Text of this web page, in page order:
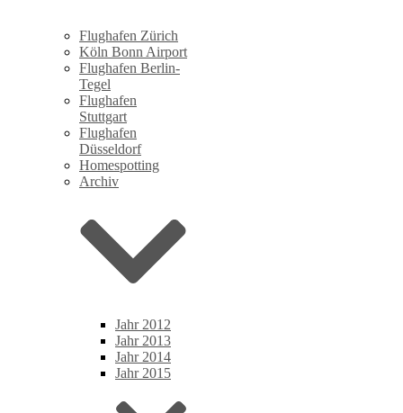
Flughafen Zürich
Köln Bonn Airport
Flughafen Berlin-
Tegel
Flughafen
Stuttgart
Flughafen
Düsseldorf
Homespotting
Archiv
Jahr 2012
Jahr 2013
Jahr 2014
Jahr 2015